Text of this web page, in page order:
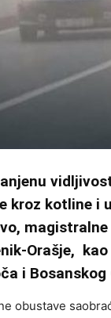
kroz kotline i
Orašje,
i Bosanskog
obustave